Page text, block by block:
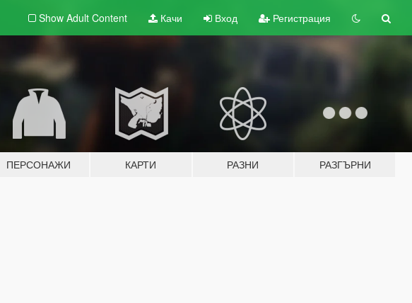
Show Adult Content Качи Вход Регистрация
ПЕРСОНАЖИ КАРТИ РАЗНИ РАЗГЪРНИ